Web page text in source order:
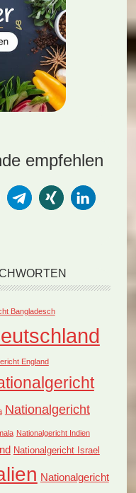
empfehlen
Bangladesch
England
Nationalgericht
Nationalgericht Indien
Nationalgericht Israel
Nationalgericht